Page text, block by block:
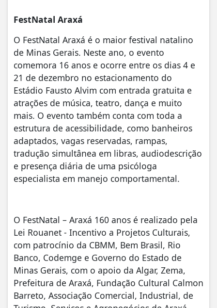
FestNatal Araxá
O FestNatal Araxá é o maior festival natalino
de Minas Gerais. Neste ano, o evento
comemora 16 anos e ocorre entre os dias 4 e
21 de dezembro no estacionamento do
Estádio Fausto Alvim com entrada gratuita e
atrações de música, teatro, dança e muito
mais. O evento também conta com toda a
estrutura de acessibilidade, como banheiros
adaptados, vagas reservadas, rampas,
tradução simultânea em libras, audiodescrição
e presença diária de uma psicóloga
especialista em manejo comportamental.
O FestNatal – Araxá 160 anos é realizado pela
Lei Rouanet - Incentivo a Projetos Culturais,
com patrocínio da CBMM, Bem Brasil, Rio
Banco, Codemge e Governo do Estado de
Minas Gerais, com o apoio da Algar, Zema,
Prefeitura de Araxá, Fundação Cultural Calmon
Barreto, Associação Comercial, Industrial, de